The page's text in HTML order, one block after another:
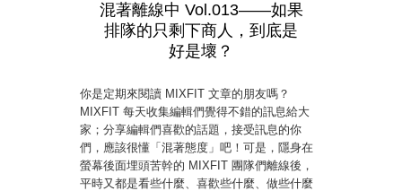
混著離線中 Vol.013——如果
排隊的只剩下商人，到底是
好是壞？
你是定期來閱讀 MIXFIT 文章的朋友嗎？
MIXFIT 每天收集編輯們覺得不錯的訊息給大
家；分享編輯們喜歡的話題，接受訊息的你
們，應該很懂「混著態度」吧！可是，隱身在
螢幕後面埋頭苦幹的 MIXFIT 團隊們離線後，
平時又都是看些什麼、喜歡些什麼、做些什麼